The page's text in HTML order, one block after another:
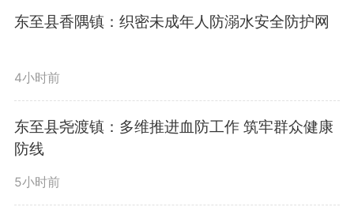
饽”。离家仅1公里的村级加工厂开
出，运费省了，收入实打实。“只
要肯干，一年能挣4万块。”舒仁贵
东至县香隅镇：织密未成年人防溺水安全防护网
4小时前
东至县尧渡镇：多维推进血防工作 筑牢群众健康
防线
5小时前